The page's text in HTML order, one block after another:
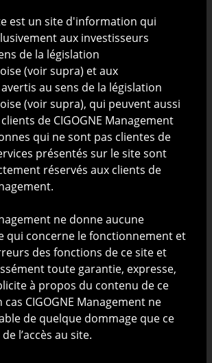
le faire ou à toute personne à qui il
une telle offre ou invitation.
présentées sur ce site ont été
en tout ou en partie, de sources
Management décline toute
à leur exactitude ou à leur
information peut être supprimée
moment sans préavis. Les
ne sont ni une indication ni
performances futures. CIGOGNE
quant aux performances
aux produits et mandats dont elle
qui n'aurait pas le droit, pour une
tenant par exemple à sa
lieu de résidence, d'investir dans
luxembourgeois s'engage
est un site d'information qui
aux investisseurs
de la législation
(voir supra) et aux
au sens de la législation
(voir supra), qui peuvent aussi
de CIGOGNE Management
qui ne sont pas clientes de
présentés sur le site sont
réservés aux clients de
ne donne aucune
qui concerne le fonctionnement et
des fonctions de ce site et
toute garantie, expresse,
à propos du contenu de ce
cas CIGOGNE Management ne
de quelque dommage que ce
l’accès au site.